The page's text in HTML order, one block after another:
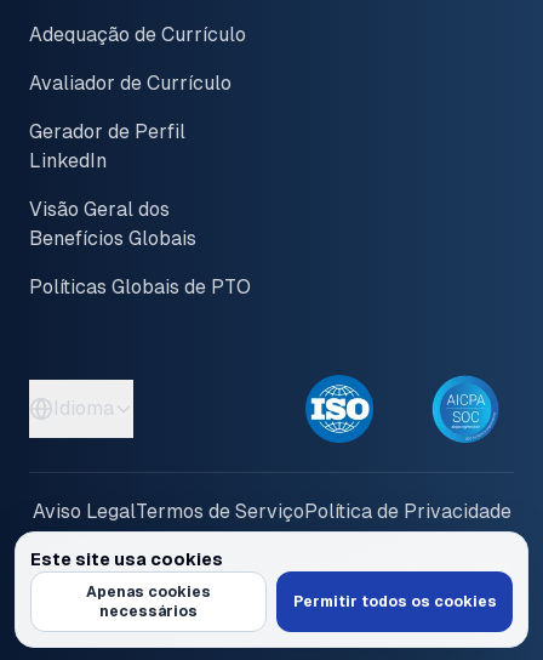
Este site usa cookies
Usamos cookies para personalizar conteúdo e anúncios, fornecer
Apenas cookies
necessários
Permitir todos os cookies
Adequação de Currículo
Avaliador de Currículo
Gerador de Perfil
LinkedIn
Visão Geral dos
Benefícios Globais
Políticas Globais de PTO
Idioma
Aviso LegalTermos de ServiçoPolítica de Privacidade
© 2026 PayInOne LLC. Todos os Direitos Reservados